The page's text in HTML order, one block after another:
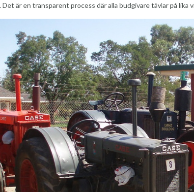
Det är en transparent process där alla budgivare tävlar på lika